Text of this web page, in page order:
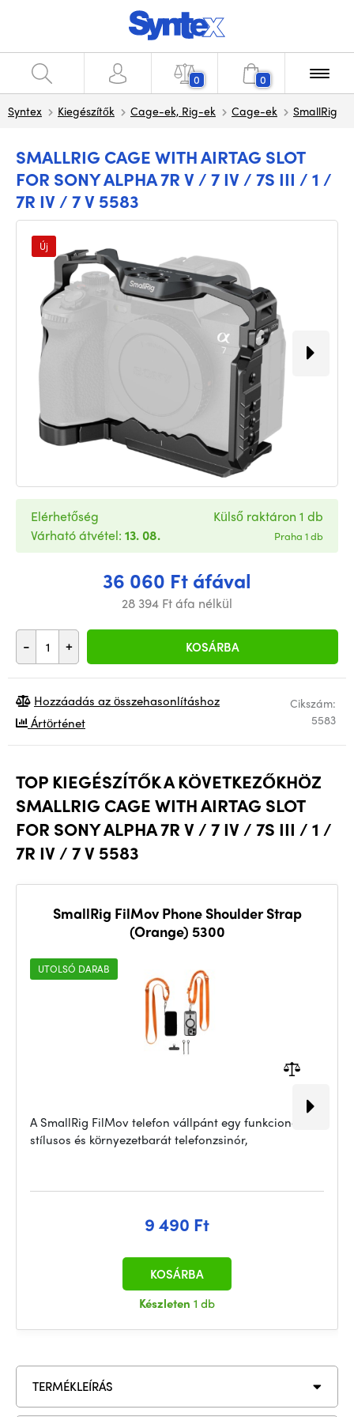
0 0
Syntex Kiegészítők Cage-ek, Rig-ek Cage-ek SmallRig
SMALLRIG CAGE WITH AIRTAG SLOT
FOR SONY ALPHA 7R V / 7 IV / 7S III / 1 /
7R IV / 7 V 5583
Új
36 060 Ft áfával
28 394 Ft áfa nélkül
- + KOSÁRBA
Elérhetőség
Várható átvétel: 13. 08.
Külső raktáron 1 db
Praha 1 db
Cikszám:
5583
Hozzáadás az összehasonlításhoz
Ártörténet
TOP KIEGÉSZÍTŐK A KÖVETKEZŐKHÖZ
SMALLRIG CAGE WITH AIRTAG SLOT
FOR SONY ALPHA 7R V / 7 IV / 7S III / 1 /
7R IV / 7 V 5583
SmallRig FilMov Phone Shoulder Strap
(Orange) 5300
UTOLSÓ DARAB
A SmallRig FilMov telefon vállpánt egy funkcionális,
stílusos és környezetbarát telefonzsinór,
9 490 Ft
Készleten 1 db
KOSÁRBA
TERMÉKLEÍRÁS